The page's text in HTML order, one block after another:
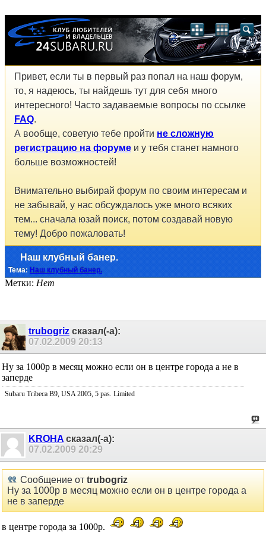
Привет, если ты в первый раз попал на наш форум,
то, я надеюсь, ты найдешь тут для себя много
интересного! Часто задаваемые вопросы по ссылке
FAQ.
А вообще, советую тебе пройти не сложную
регистрацию на форуме и у тебя станет намного
больше возможностей!
Внимательно выбирай форум по своим интересам и
не забывай, у нас обсуждалось уже много всяких
тем... сначала юзай поиск, потом создавай новую
тему! Добро пожаловать!
Наш клубный банер.
Тема: Наш клубный банер.
Метки: Нет
trubogriz сказал(-а):
07.02.2009 20:13
Ну за 1000р в месяц можно если он в центре города а не в
заперде
Subaru Tribeca B9, USA 2005, 5 pas. Limited
KROHA сказал(-а):
07.02.2009 20:29
Сообщение от trubogriz
Ну за 1000р в месяц можно если он в центре города а
не в заперде
в центре города за 1000р.